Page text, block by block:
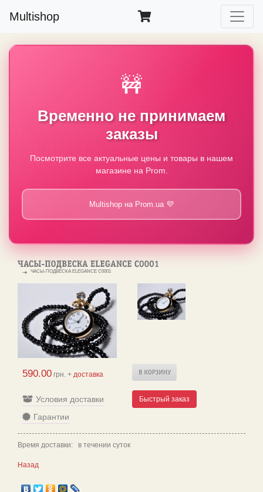
Multishop
🚧
Временно не принимаем
заказы
Посмотрите все актуальные цены и товары в нашем
магазине на Prom.
Multishop на Prom.ua 💜
ЧАСЫ-ПОДВЕСКА ELEGANCE C0001
590.00 грн. + доставка
Условия доставки
Гарантии
Быстрый заказ
Время доставки: в течении суток
Назад